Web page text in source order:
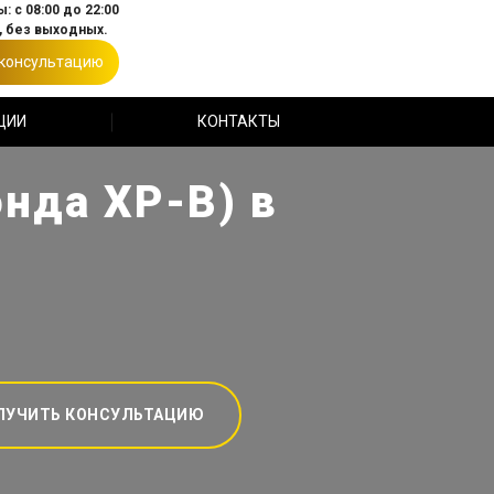
с 08:00 до 22:00
без выходных.
КОНТАКТЫ
ХР-В) в
КОНСУЛЬТАЦИЮ